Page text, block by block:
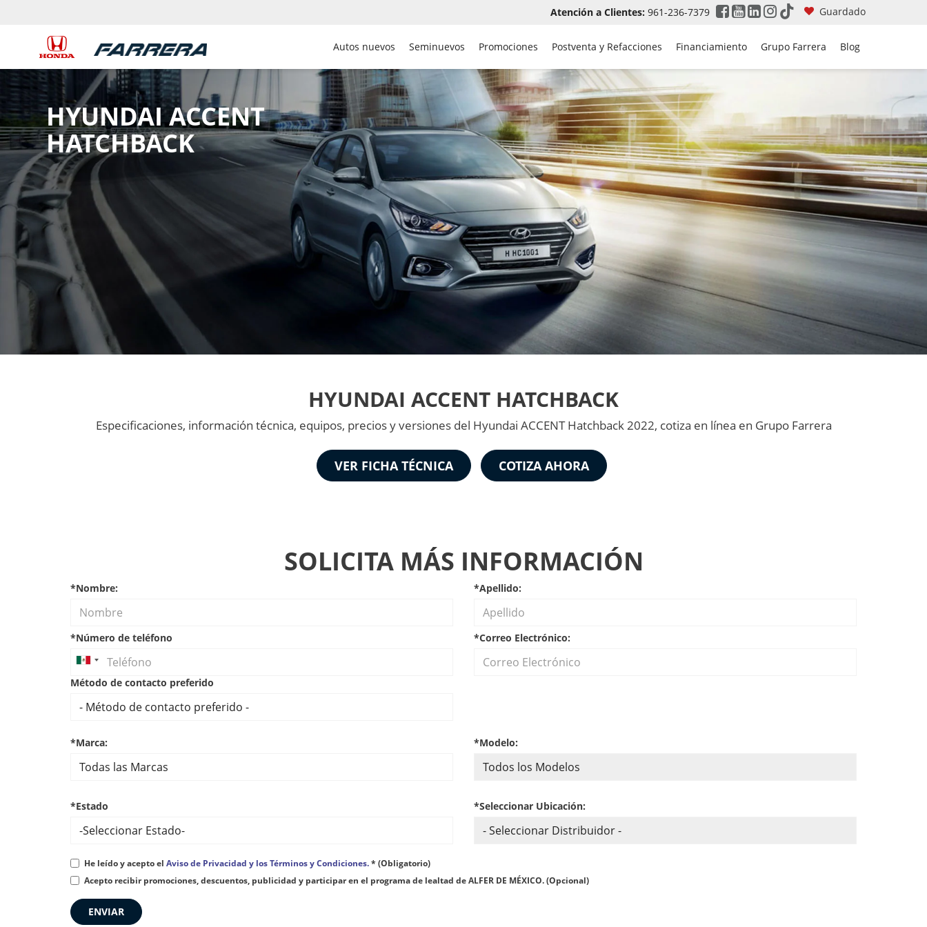
Atención a Clientes: 961-236-7379 Guardado
Autos nuevos Seminuevos Promociones Postventa y Refacciones Financiamiento Grupo Farrera Blog
HYUNDAI ACCENT
HATCHBACK
HYUNDAI ACCENT HATCHBACK
Especificaciones, información técnica, equipos, precios y versiones del Hyundai ACCENT Hatchback 2022, cotiza en línea en Grupo Farrera
VER FICHA TÉCNICA COTIZA AHORA
SOLICITA MÁS INFORMACIÓN
*Nombre: *Apellido:
*Número de teléfono *Correo Electrónico:
Método de contacto preferido
*Marca: *Modelo:
*Estado *Seleccionar Ubicación:
He leído y acepto el Aviso de Privacidad y los Términos y Condiciones.* (Obligatorio)
Acepto recibir promociones, descuentos, publicidad y participar en el programa de lealtad de ALFER DE MÉXICO. (Opcional)
ENVIAR